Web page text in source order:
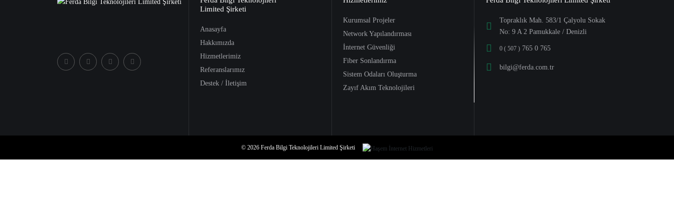
Limited Şirketi
Anasayfa
Hakkımızda
Hizmetlerimiz
Referanslarımız
Destek / İletişim
Kurumsal Projeler
Network Yapılandırması
İnternet Güvenliği
Fiber Sonlandırma
Sistem Odaları Oluşturma
Zayıf Akım Teknolojileri
Topraklık Mah. 583/1 Çalyolu Sokak
No: 9 A 2 Pamukkale / Denizli
0 ( 507 ) 765 0 765
bilgi@ferda.com.tr
© 2026 Ferda Bilgi Teknolojileri Limited Şirketi